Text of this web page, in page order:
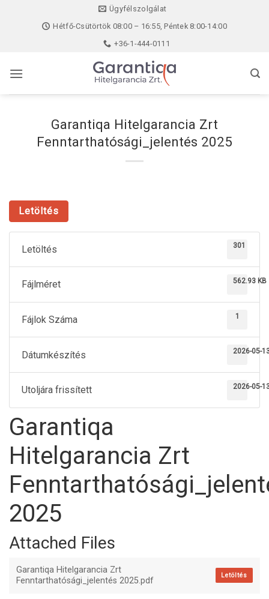
Ügyfélszolgálat
Hétfő-Csütörtök 08:00 – 16:55, Péntek 8:00-14:00
+36-1-444-0111
Garantiqa Hitelgarancia Zrt
Fenntarthatósági_jelentés 2025
Letöltés
Letöltés 301
Fájlméret 562.93 KB
Fájlok Száma 1
Dátumkészítés 2026-05-
Utoljára frissített 2026-05-
Garantiqa
Hitelgarancia Zrt
2025
Attached Files
Garantiqa Hitelgarancia Zrt
Fenntarthatósági_jelentés 2025.pdf
Letöltés